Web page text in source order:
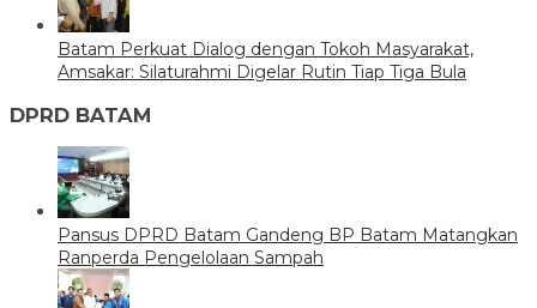
Batam Perkuat Dialog dengan Tokoh Masyarakat,
Amsakar: Silaturahmi Digelar Rutin Tiap Tiga Bula
DPRD BATAM
Pansus DPRD Batam Gandeng BP Batam Matangkan
Ranperda Pengelolaan Sampah